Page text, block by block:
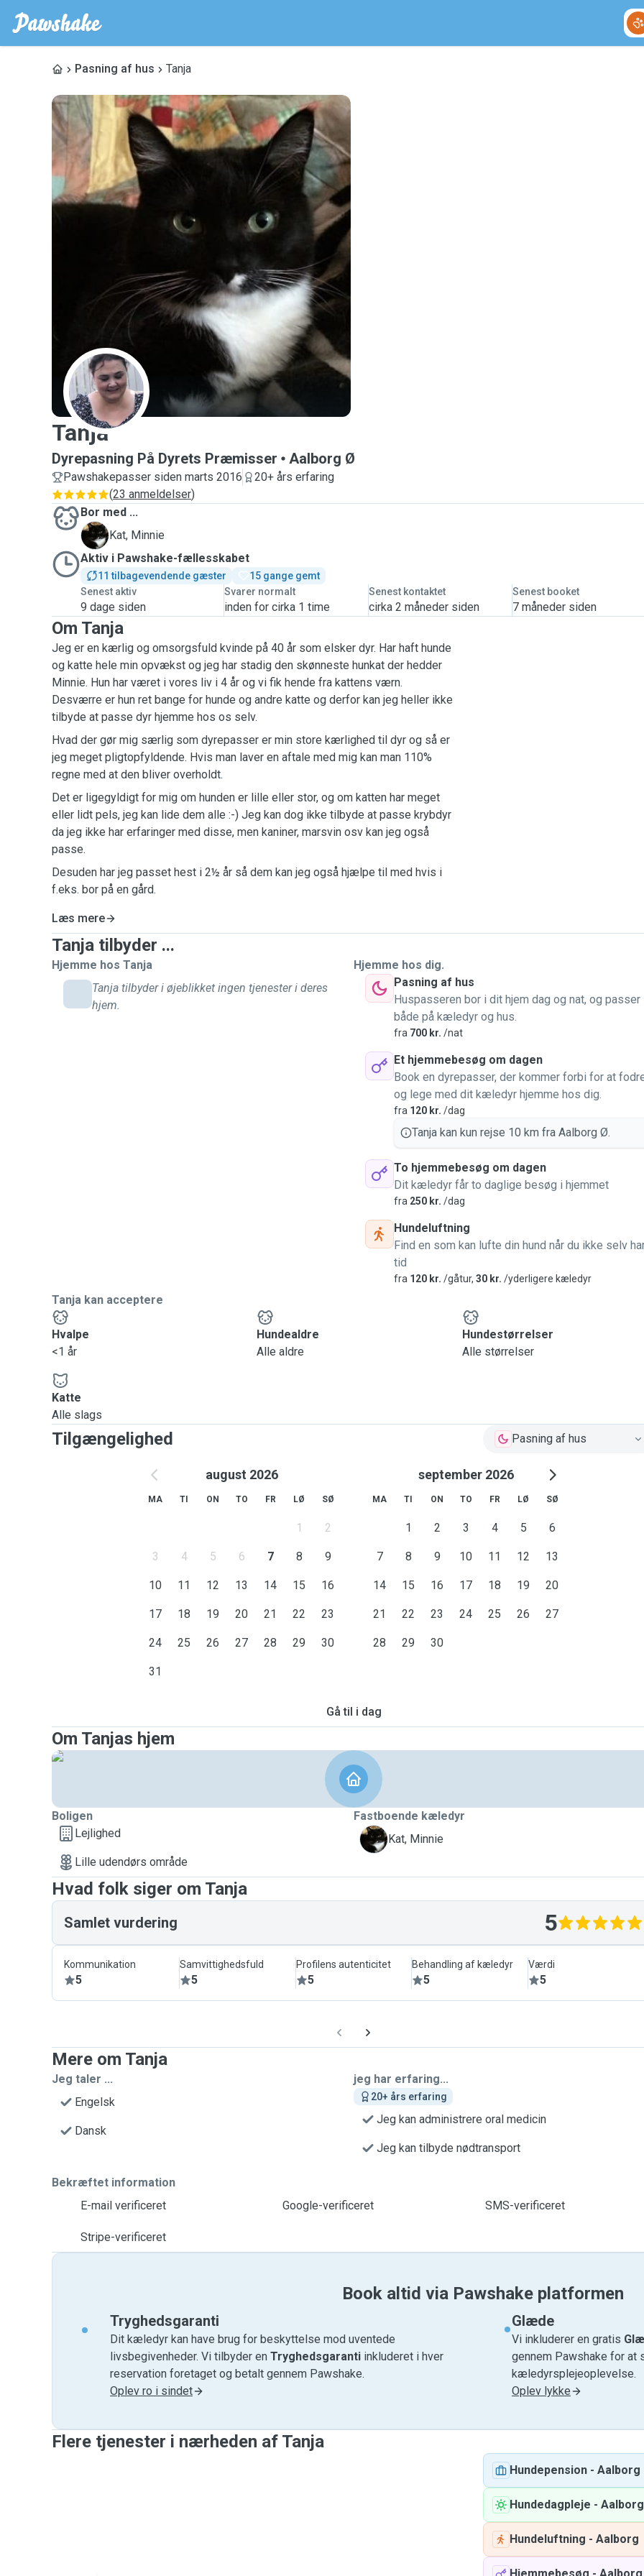
Pasning af hus Tanja
T
Tanja
Dyrepasning På Dyrets Præmisser Aalborg Ø
Pawshakepasser siden marts 2016
20+ års erfaring
(23 anmeldelser)
Bor med ...
M
Kat, Minnie
Aktiv i Pawshake-fællesskabet
11 tilbagevendende gæster
15 gange gemt
Senest aktiv
9 dage siden
Svarer normalt
inden for cirka 1 time
Senest kontaktet
cirka 2 måneder siden
Senest booket
7 måneder siden
Om Tanja
Jeg er en kærlig og omsorgsfuld kvinde på 40 år som elsker dyr. Har haft hunde
og katte hele min opvækst og jeg har stadig den skønneste hunkat der hedder
Minnie. Hun har været i vores liv i 4 år og vi fik hende fra kattens værn.
Desværre er hun ret bange for hunde og andre katte og derfor kan jeg heller ikke
tilbyde at passe dyr hjemme hos os selv.
Hvad der gør mig særlig som dyrepasser er min store kærlighed til dyr og så er
jeg meget pligtopfyldende. Hvis man laver en aftale med mig kan man 110%
regne med at den bliver overholdt.
Det er ligegyldigt for mig om hunden er lille eller stor, og om katten har meget
eller lidt pels, jeg kan lide dem alle :-) Jeg kan dog ikke tilbyde at passe krybdyr
da jeg ikke har erfaringer med disse, men kaniner, marsvin osv kan jeg også
passe.
Desuden har jeg passet hest i 2½ år så dem kan jeg også hjælpe til med hvis i
f.eks. bor på en gård.
Læs mere
Tanja tilbyder ...
Hjemme hos Tanja
Tanja tilbyder i øjeblikket ingen tjenester i deres
hjem.
Hjemme hos dig.
Pasning af hus
Huspasseren bor i dit hjem dag og nat, og passer
både på kæledyr og hus.
fra 700 kr. /nat
Et hjemmebesøg om dagen
Book en dyrepasser, der kommer forbi for at
og lege med dit kæledyr hjemme hos dig.
fra 120 kr. /dag
Tanja kan kun rejse 10 km fra Aalborg Ø.
To hjemmebesøg om dagen
Dit kæledyr får to daglige besøg i hjemmet
fra 250 kr. /dag
Hundeluftning
Find en som kan lufte din hund når du ikke selv
tid
fra 120 kr. /gåtur, 30 kr. /yderligere kæledyr
Tanja kan acceptere
Hvalpe
<1 år
Hundealdre
Alle aldre
Hundestørrelser
Alle størrelser
Katte
Alle slags
Tilgængelighed Pasning af hus
august 2026
MA TI ON TO FR LØ SØ
1 2
3 4 5 6 7 8 9
10 11 12 13 14 15 16
17 18 19 20 21 22 23
24 25 26 27 28 29 30
31
september 2026
MA TI ON TO FR LØ SØ
1 2 3 4 5 6
7 8 9 10 11 12 13
14 15 16 17 18 19 20
21 22 23 24 25 26 27
28 29 30
Gå til i dag
Om Tanjas hjem
Boligen
Lejlighed
Lille udendørs område
Fastboende kæledyr
M
Kat, Minnie
Hvad folk siger om Tanja
Samlet vurdering 5
Kommunikation
5
Samvittighedsfuld
5
Profilens autenticitet
5
Behandling af kæledyr
5
Værdi
5
Mere om Tanja
Jeg taler ...
Engelsk
Dansk
jeg har erfaring...
20+ års erfaring
Jeg kan administrere oral medicin
Jeg kan tilbyde nødtransport
Bekræftet information
E-mail verificeret
Google-verificeret SMS-verificeret
Stripe-verificeret
Book altid via Pawshake platformen
Tryghedsgaranti
Dit kæledyr kan have brug for beskyttelse mod uventede
livsbegivenheder. Vi tilbyder en Tryghedsgaranti inkluderet i hver
reservation foretaget og betalt gennem Pawshake.
Oplev ro i sindet
Glæde
Vi inkluderer en gratis
gennem Pawshake for at
kæledyrsplejeoplevelse.
Oplev lykke
Flere tjenester i nærheden af ​​Tanja
Hundepension - Aalborg
Hundedagpleje - Aalborg
Hundeluftning - Aalborg